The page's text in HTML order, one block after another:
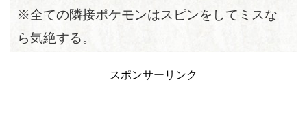
※全ての隣接ポケモンはスピンをしてミスな
ら気絶する。
スポンサーリンク